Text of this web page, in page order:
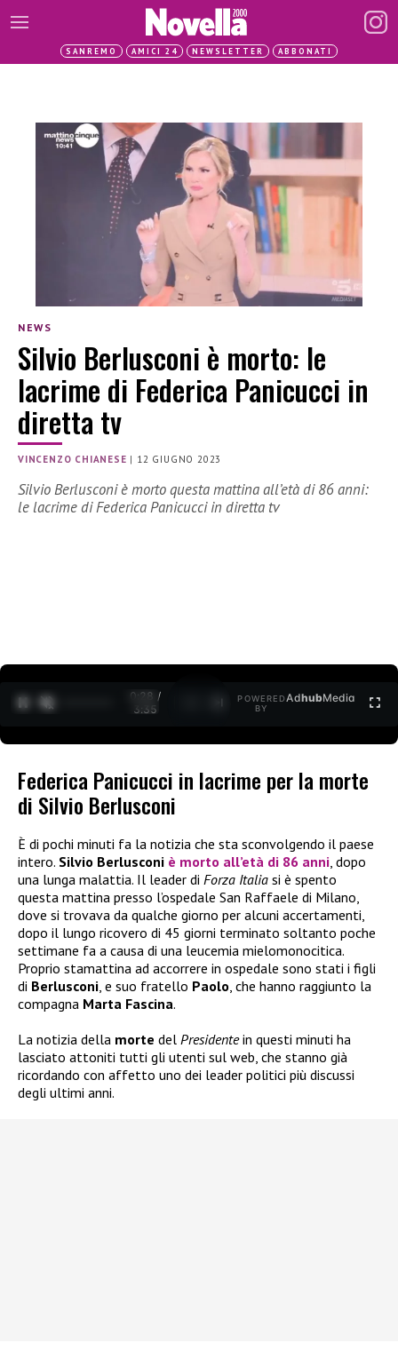
SANREMO AMICI 24 NEWSLETTER ABBONATI
NEWS
Silvio Berlusconi è morto: le
lacrime di Federica Panicucci in
diretta tv
VINCENZO CHIANESE | 12 GIUGNO 2023
Silvio Berlusconi è morto questa mattina all’età di 86 anni:
le lacrime di Federica Panicucci in diretta tv
0:29 /
3:35
POWERED
BY
AdhubMedia
Federica Panicucci in lacrime per la morte
di Silvio Berlusconi
È di pochi minuti fa la notizia che sta sconvolgendo il paese
intero. Silvio Berlusconi è morto all’età di 86 anni, dopo
una lunga malattia. Il leader di Forza Italia si è spento
questa mattina presso l’ospedale San Raffaele di Milano,
dove si trovava da qualche giorno per alcuni accertamenti,
dopo il lungo ricovero di 45 giorni terminato soltanto poche
settimane fa a causa di una leucemia mielomonocitica.
Proprio stamattina ad accorrere in ospedale sono stati i figli
di Berlusconi, e suo fratello Paolo, che hanno raggiunto la
compagna Marta Fascina.
La notizia della morte del Presidentein questi minuti ha
lasciato attoniti tutti gli utenti sul web, che stanno già
ricordando con affetto uno dei leader politici più discussi
degli ultimi anni.